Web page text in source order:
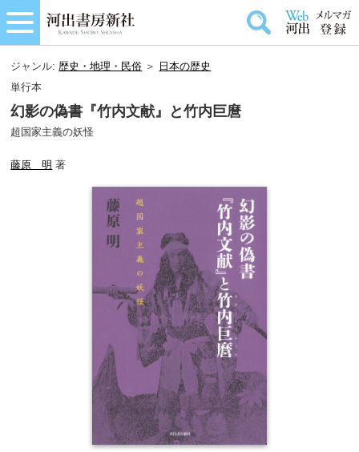
ジャンル:歴史・地理・民俗 ＞
日本の歴史
単行本
幻影の偽書『竹内文献』と竹内巨麿
超国家主義の妖怪
藤原 明 著